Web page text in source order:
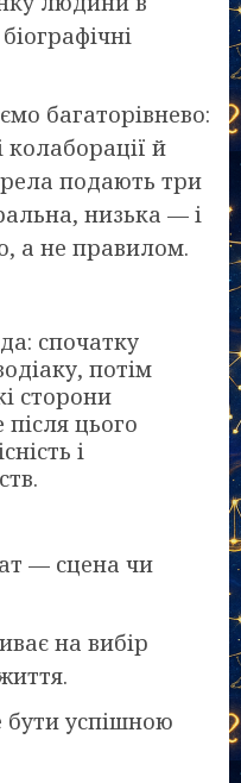
багаторівнево:
й
подають три
низька — і
а не правилом.
спочатку
потім
сторони
цього
і
— сцена чи
на вибір
бути успішною